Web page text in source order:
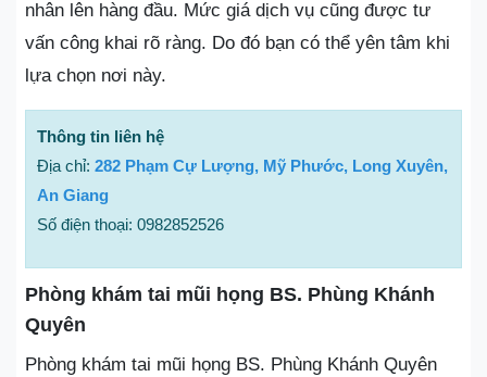
nhân lên hàng đầu. Mức giá dịch vụ cũng được tư
vấn công khai rõ ràng. Do đó bạn có thể yên tâm khi
lựa chọn nơi này.
Thông tin liên hệ
Địa chỉ: 282 Phạm Cự Lượng, Mỹ Phước, Long Xuyên,
An Giang
Số điện thoại: 0982852526
Phòng khám tai mũi họng BS. Phùng Khánh
Quyên
Phòng khám tai mũi họng BS. Phùng Khánh Quyên